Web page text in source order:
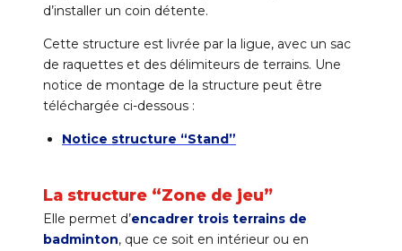
d’installer un coin détente.
Cette structure est livrée par la ligue, avec un sac
de raquettes et des délimiteurs de terrains. Une
notice de montage de la structure peut être
téléchargée ci-dessous :
Notice structure “Stand”
La structure “Zone de jeu”
Elle permet d’encadrer trois terrains de
badminton, que ce soit en intérieur ou en